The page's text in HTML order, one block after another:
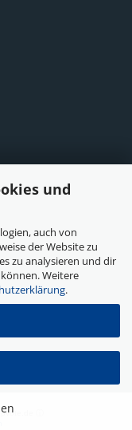
und
auch von
der Website zu
zu analysieren und dir
Weitere
.
ⓘ